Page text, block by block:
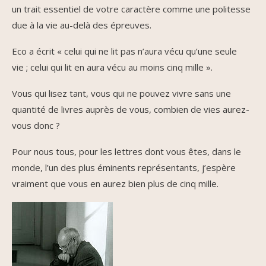
un trait essentiel de votre caractère comme une politesse
due à la vie au-delà des épreuves.
Eco a écrit « celui qui ne lit pas n’aura vécu qu’une seule
vie ; celui qui lit en aura vécu au moins cinq mille ».
Vous qui lisez tant, vous qui ne pouvez vivre sans une
quantité de livres auprès de vous, combien de vies aurez-
vous donc ?
Pour nous tous, pour les lettres dont vous êtes, dans le
monde, l’un des plus éminents représentants, j’espère
vraiment que vous en aurez bien plus de cinq mille.